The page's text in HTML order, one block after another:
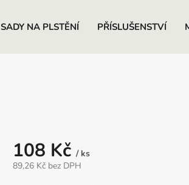
SADY NA PLSTĚNÍ PŘÍSLUŠENSTVÍ
108 Kč / ks
89,26 Kč bez DPH